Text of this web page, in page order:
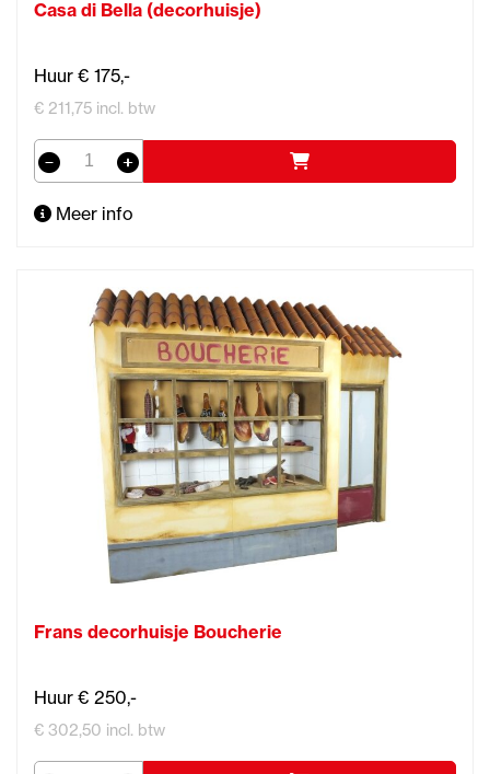
Casa di Bella (decorhuisje)
Huur € 175,-
€ 211,75 incl. btw
Meer info
Frans decorhuisje Boucherie
Huur € 250,-
€ 302,50 incl. btw